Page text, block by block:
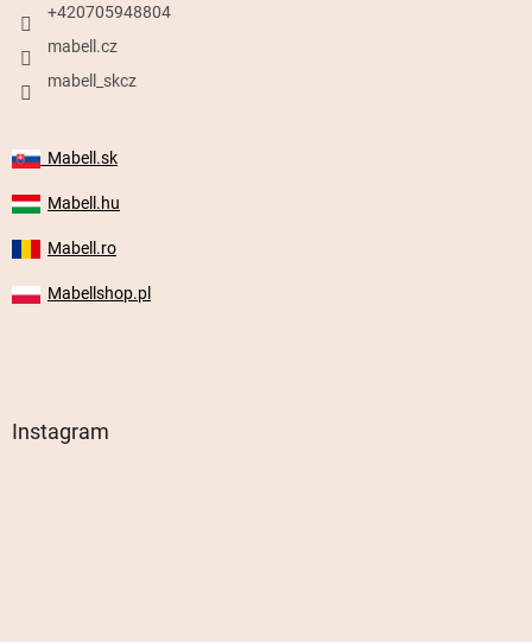
+420705948804
mabell.cz
mabell_skcz
Mabell.sk
Mabell.hu
Mabell.ro
Mabellshop.pl
Instagram